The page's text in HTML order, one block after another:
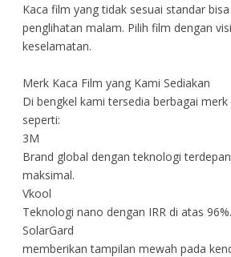
Kaca film yang tidak sesuai standar
penglihatan malam. Pilih film dengan
keselamatan.
Merk Kaca Film yang Kami Sediakan
Di bengkel kami tersedia berbagai
seperti:
3M
Brand global dengan teknologi
maksimal.
Vkool
Teknologi nano dengan IRR di atas 96%.
SolarGard
memberikan tampilan mewah pada